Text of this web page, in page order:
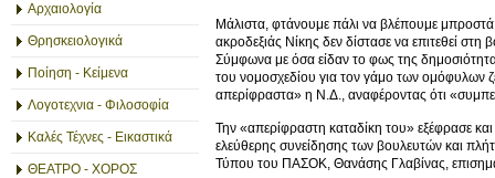
Αρχαιολογία
Θρησκειολογικά
Ποίηση - Κείμενα
Λογοτεχνια - Φιλοσοφία
Καλές Τέχνες - Εικαστικά
ΘΕΑΤΡΟ - ΧΟΡΟΣ
Μάλιστα, φτάνουμε πάλι να βλέπουμε μπροστά
ακροδεξιάς Νίκης δεν δίστασε να επιτεθεί
Σύμφωνα με όσα είδαν το φως της
του νομοσχεδίου για τον γάμο των ομόφυλων
απερίφραστα» η Ν.Δ., αναφέροντας ότι
Την «απερίφραστη καταδίκη του» εξέφρασε
ελεύθερης συνείδησης των βουλευτών και
Τύπου του ΠΑΣΟΚ, Θανάσης Γλαβίνας,